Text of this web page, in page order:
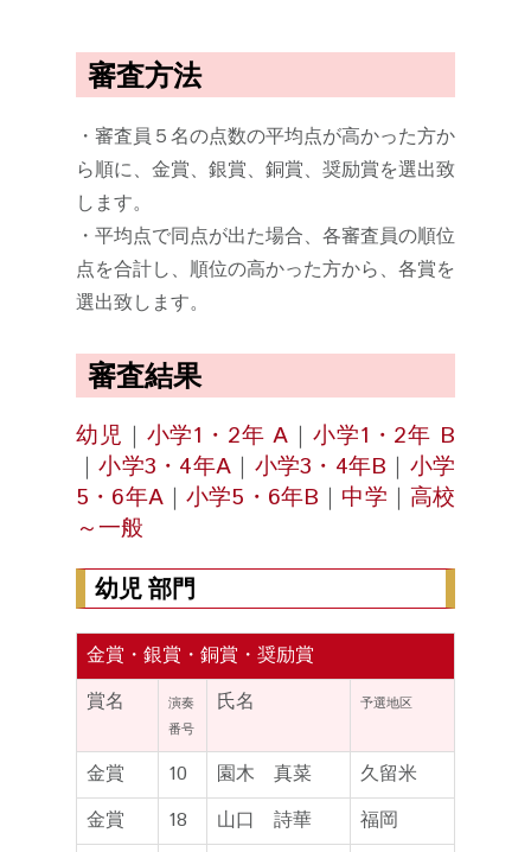
審査方法
・審査員５名の点数の平均点が高かった方か
ら順に、金賞、銀賞、銅賞、奨励賞を選出致
します。
・平均点で同点が出た場合、各審査員の順位
点を合計し、順位の高かった方から、各賞を
選出致します。
審査結果
幼児 ｜ 小学1・2年 A ｜小学1・2年 B
｜小学3・4年A｜ 小学3・4年B ｜ 小学
5・6年A｜小学5・6年B ｜ 中学 ｜ 高校
～一般
幼児 部門
金賞・銀賞・銅賞・奨励賞
賞名
演奏
番号
氏名 予選地区
金賞 10 園木 真菜
久留米
金賞
18 山口 詩華
福岡